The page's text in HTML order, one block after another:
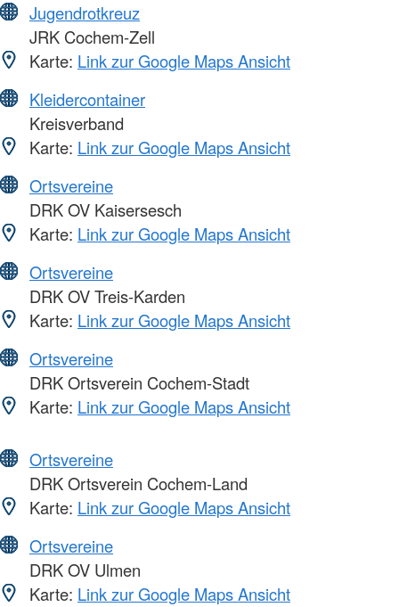
Jugendrotkreuz
JRK Cochem-Zell
Karte: Link zur Google Maps Ansicht
Kleidercontainer
Kreisverband
Karte: Link zur Google Maps Ansicht
Ortsvereine
DRK OV Kaisersesch
Karte: Link zur Google Maps Ansicht
Ortsvereine
DRK OV Treis-Karden
Karte: Link zur Google Maps Ansicht
Ortsvereine
DRK Ortsverein Cochem-Stadt
Karte: Link zur Google Maps Ansicht
Ortsvereine
DRK Ortsverein Cochem-Land
Karte: Link zur Google Maps Ansicht
Ortsvereine
DRK OV Ulmen
Karte: Link zur Google Maps Ansicht